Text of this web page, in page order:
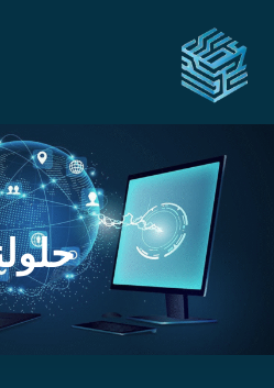
المحتوى